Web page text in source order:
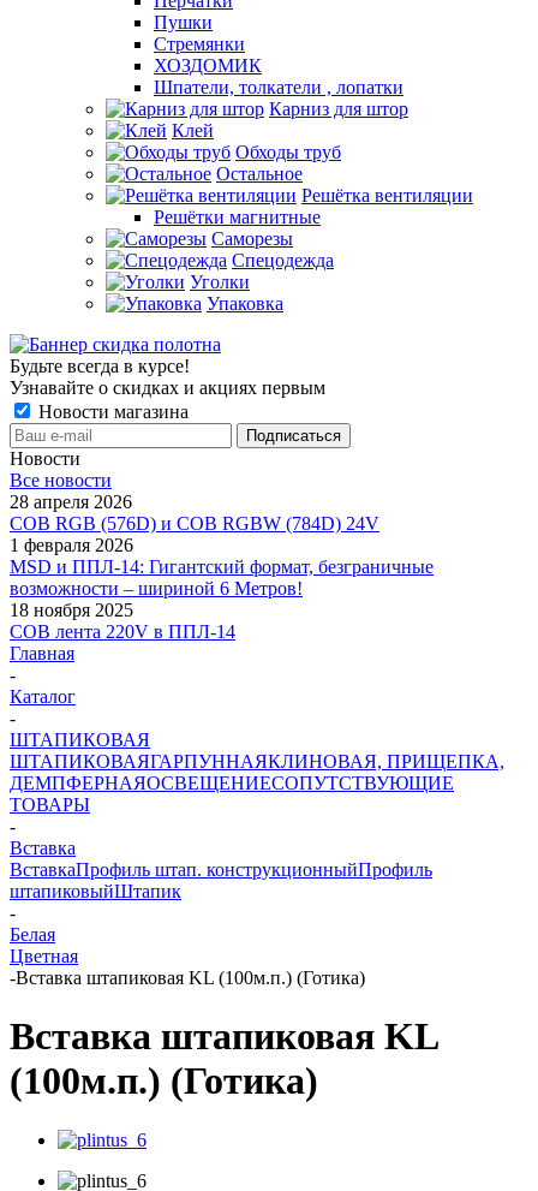
Пушки
Стремянки
ХОЗДОМИК
Шпатели, толкатели , лопатки
Карниз для штор
Клей
Обходы труб
Остальное
Решётка вентиляции
Решётки магнитные
Саморезы
Спецодежда
Уголки
Упаковка
Будьте всегда в курсе!
Узнавайте о скидках и акциях первым
Новости магазина
Новости
Все новости
28 апреля 2026
COB RGB (576D) и COB RGBW (784D) 24V
1 февраля 2026
MSD и ППЛ-14: Гигантский формат, безграничные
возможности – шириной 6 Метров!
18 ноября 2025
COB лента 220V в ППЛ-14
Главная
-
Каталог
-
ШТАПИКОВАЯ
ШТАПИКОВАЯГАРПУННАЯКЛИНОВАЯ, ПРИЩЕПКА,
ДЕМПФЕРНАЯОСВЕЩЕНИЕСОПУТСТВУЮЩИЕ
ТОВАРЫ
-
Вставка
ВставкаПрофиль штап. конструкционныйПрофиль
штапиковыйШтапик
-
Белая
Цветная
-Вставка штапиковая KL (100м.п.) (Готика)
Вставка штапиковая KL
(100м.п.) (Готика)